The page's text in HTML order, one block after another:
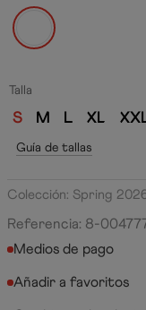
Talla
S M L XL
Guía de tallas
Colección: Spring
Referencia: 8-
Medios de pago